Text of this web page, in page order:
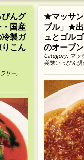
んグ
国産
製ガ
こん
リー,
★マッサン
ブル」★
ュとゴル
のオーブ
Category: マッ
美味いっぴん倶